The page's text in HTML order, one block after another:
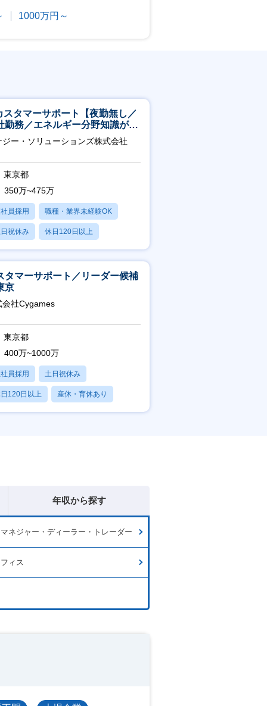
1000万円～
スタマーサポート【夜勤無し／
勤務／エネルギー分野知識が身
きます】
ジー・ソリューションズ株式会社
東京都
350万~475万
員採用 職種・業界未経験OK
祝休み 休日120日以上
・育休あり
タマーサポート／リーダー候補
京
会社Cygames
東京都
400万~1000万
員採用 土日祝休み
120日以上 産休・育休あり
業20時間以内
年収から探す
ネジャー・ディーラー・トレーダー
ィス